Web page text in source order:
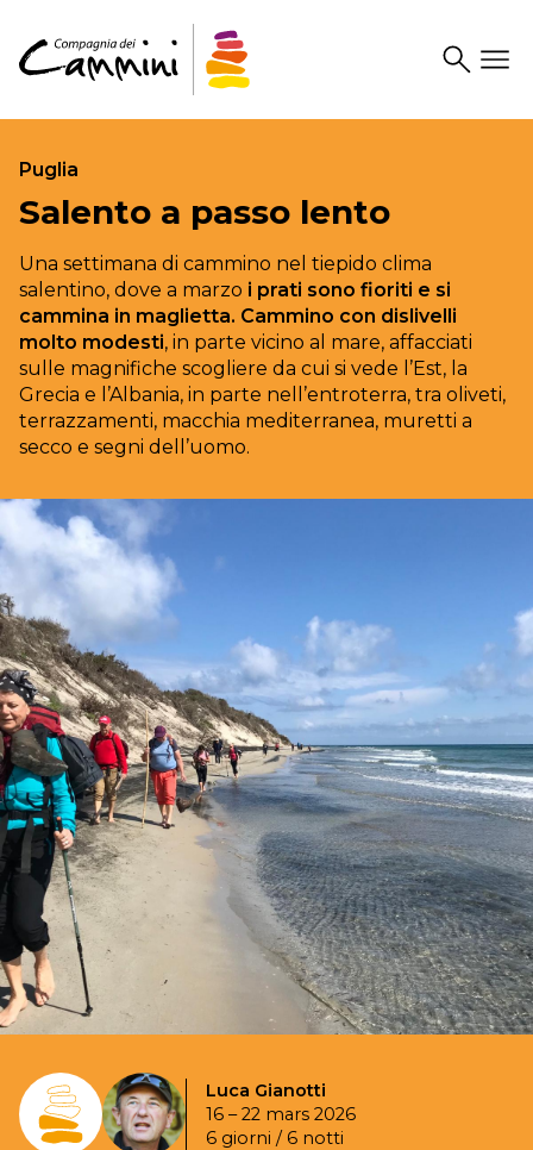
SearchDrawer
Puglia
Salento a passo lento
Una settimana di cammino nel tiepido clima
salentino, dove a marzo i prati sono fioriti e si
cammina in maglietta. Cammino con dislivelli
molto modesti, in parte vicino al mare, affacciati
sulle magnifiche scogliere da cui si vede l’Est, la
Grecia e l’Albania, in parte nell’entroterra, tra oliveti,
terrazzamenti, macchia mediterranea, muretti a
secco e segni dell’uomo.
Luca Gianotti
16 – 22 mars 2026
6 giorni / 6 notti